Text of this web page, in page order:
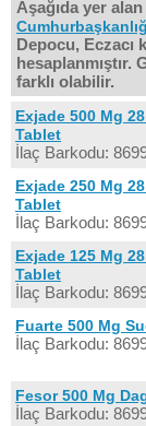
Aşağıda yer
Depocu, Eczacı
hesaplanmıştır.
farklı olabilir.
Exjade 500 Mg
Tablet
İlaç Barkodu:
Exjade 250 Mg
Tablet
İlaç Barkodu:
Exjade 125 Mg
Tablet
İlaç Barkodu:
Fuarte 500 Mg
İlaç Barkodu:
Fesor 500 Mg
İlaç Barkodu: